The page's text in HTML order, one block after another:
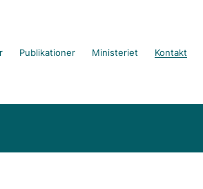
Publikationer Ministeriet Kontakt